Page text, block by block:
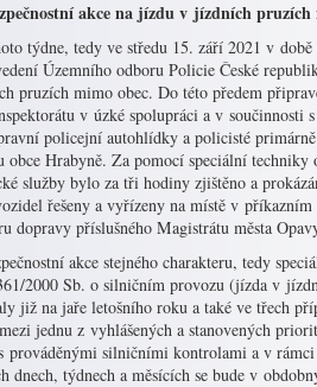
akce na jízdu v jízdních pruzích
týdne, tedy ve středu 15. září 2021 v
Územního odboru Policie České
pruzích mimo obec. Do této předem
v úzké spolupráci a v součinnosti
policejní autohlídky a policisté
obce Hrabyně. Za pomocí speciální
služby bylo za tři hodiny zjištěno a
řešeny a vyřízeny na místě v
dopravy příslušného Magistrátu města
akce stejného charakteru, tedy
2000 Sb. o silničním provozu (jízda v
již na jaře letošního roku a také ve třech
jednu z vyhlášených a stanovených
prováděnými silničními kontrolami a v
dnech, týdnech a měsících se bude v